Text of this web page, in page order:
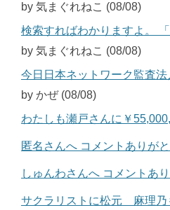
by 気まぐれねこ (08/08)
検索すればわかりますよ。
by 気まぐれねこ (08/08)
今日日本ネットワーク監査
by かぜ (08/08)
わたしも瀬戸さんに￥
匿名さんへ コメントありが
しゅんわさんへ コメントあ
サクラリストに松元 麻理乃